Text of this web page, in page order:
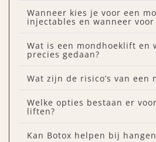
Wanneer kies je voor een
injectables en wanneer
Wat is een mondhoeklift en
precies gedaan?
Wat zijn de risico’s van een
Welke opties bestaan er
liften?
Kan Botox helpen bij